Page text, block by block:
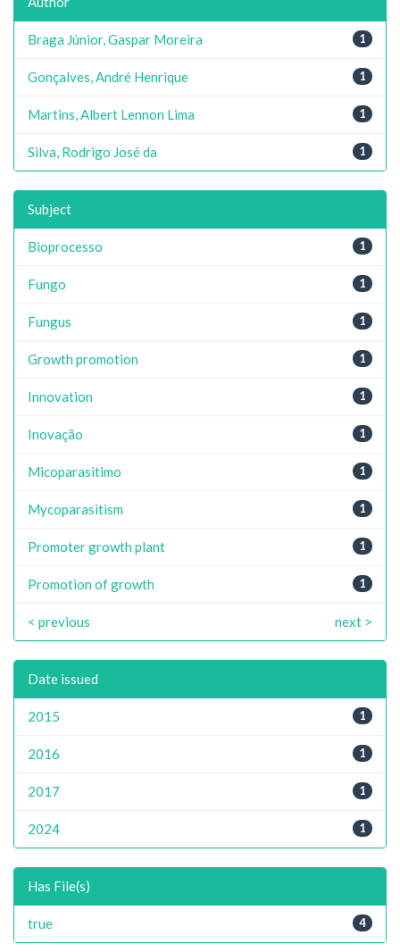
1
Braga Júnior, Gaspar Moreira
1
Gonçalves, André Henrique
1
Martins, Albert Lennon Lima
1
Silva, Rodrigo José da
Subject
1
Bioprocesso
1
Fungo
1
Fungus
1
Growth promotion
1
Innovation
1
Inovação
1
Micoparasitimo
1
Mycoparasitism
1
Promoter growth plant
1
Promotion of growth
< previous next >
Date issued
1
2015
1
2016
1
2017
1
2024
Has File(s)
4
true